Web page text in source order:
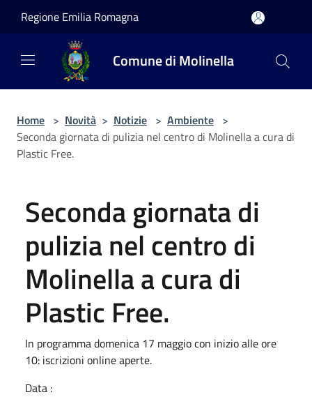
Regione Emilia Romagna
Comune di Molinella
Home > Novità > Notizie > Ambiente >
Seconda giornata di pulizia nel centro di Molinella a cura di
Plastic Free.
Seconda giornata di
pulizia nel centro di
Molinella a cura di
Plastic Free.
In programma domenica 17 maggio con inizio alle ore
10: iscrizioni online aperte.
Data :